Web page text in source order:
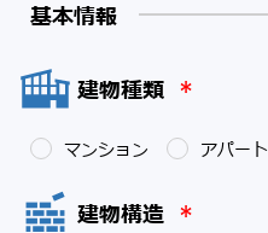
基本情報
建物種類 *
マンション アパート
建物構造 *